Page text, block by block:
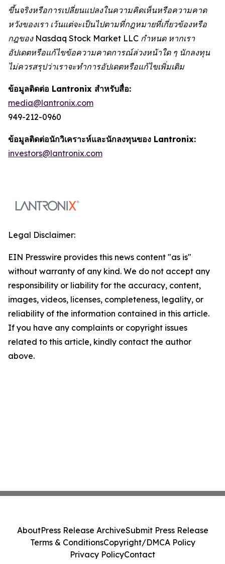
ขึ้นจริงหรือการเปลี่ยนแปลงในความคิดเห็นหรือความคาด
หวังของเรา เว้นแต่จะเป็นไปตามที่กฎหมายที่เกี่ยวข้องหรือ
กฎของ Nasdaq Stock Market LLC กำหนด หากเรา
อัปเดตหรือแก้ไขข้อความคาดการณ์ล่วงหน้าใด ๆ นักลงทุน
ไม่ควรสรุปว่าเราจะทำการอัปเดตหรือแก้ไขเพิ่มเติม
ข้อมูลติดต่อ Lantronix สำหรับสื่อ:
media@lantronix.com
949-212-0960
ข้อมูลติดต่อนักวิเคราะห์และนักลงทุนของ Lantronix:
investors@lantronix.com
Legal Disclaimer:
EIN Presswire provides this news content "as is"
without warranty of any kind. We do not accept any
responsibility or liability for the accuracy, content,
images, videos, licenses, completeness, legality, or
reliability of the information contained in this article.
If you have any complaints or copyright issues
related to this article, kindly contact the author
above.
AboutPress Release ArchiveSubmit Press Release
Terms & ConditionsCopyright/DMCA Policy
Privacy PolicyContact